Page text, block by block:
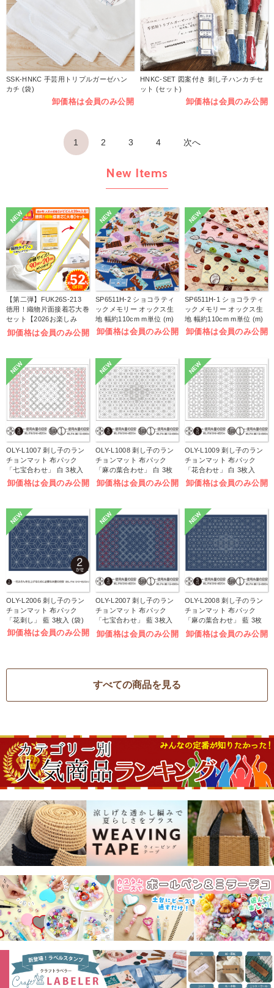
SSK-HNKC 手芸用トリプルガーゼハン
カチ (袋)
卸価格は会員のみ公開
HNKC-SET 図案付き 刺し子ハンカチセ
ット (セット)
卸価格は会員のみ公開
1 2 3 4 次へ
New Items
NEW
【第二弾】FUK26S-213
徳用！織物片面接着芯大巻
セット【2026お楽しみ
袋】(袋)
卸価格は会員のみ公開
NEW
SP6511H-2 ショコラティ
ックメモリー オックス生
地 幅約110cm m単位 (m)
卸価格は会員のみ公開
NEW
SP6511H-1 ショコラティ
ックメモリー オックス生
地 幅約110cm m単位 (m)
卸価格は会員のみ公開
NEW
OLY-L1007 刺し子のラン
チョンマット 布パック
「七宝合わせ」 白 3枚入
(袋)
卸価格は会員のみ公開
NEW
OLY-L1008 刺し子のラン
チョンマット 布パック
「麻の葉合わせ」 白 3枚
入 (袋)
卸価格は会員のみ公開
NEW
OLY-L1009 刺し子のラン
チョンマット 布パック
「花合わせ」 白 3枚入
(袋)
卸価格は会員のみ公開
NEW
OLY-L2006 刺し子のラン
チョンマット 布パック
「花刺し」 藍 3枚入 (袋)
卸価格は会員のみ公開
NEW
OLY-L2007 刺し子のラン
チョンマット 布パック
「七宝合わせ」 藍 3枚入
(袋)
卸価格は会員のみ公開
NEW
OLY-L2008 刺し子のラン
チョンマット 布パック
「麻の葉合わせ」 藍 3枚
入 (袋)
卸価格は会員のみ公開
すべての商品を見る